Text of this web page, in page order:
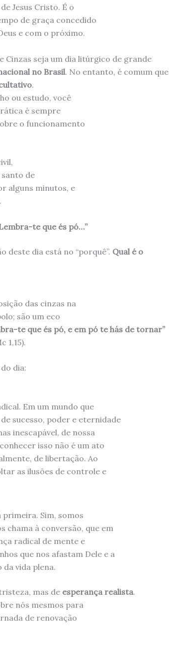
Jesus Cristo. É o
de graça concedido
e com o próximo.
seja um dia litúrgico de grande
no Brasil. No entanto, é comum que
.
ou estudo, você
é sempre
o funcionamento
de
alguns minutos, e
te que és pó…”
deste dia está no “porquê”. Qual é o
das cinzas na
são um eco
te que és pó, e em pó te hás de tornar”
1,15).
dia:
Em um mundo que
sucesso, poder e eternidade
inescapável, de nossa
isso não é um ato
de libertação. Ao
as ilusões de controle e
primeira. Sim, somos
chama à conversão, que em
radical de mente e
que nos afastam Dele e a
vida plena.
mas de esperança realista.
nós mesmos para
de renovação